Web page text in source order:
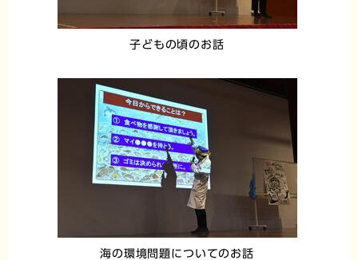
子どもの頃のお話
海の環境問題についてのお話